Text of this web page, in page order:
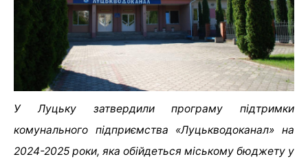
У Луцьку затвердили програму підтримки
комунального підприємства «Луцькводоканал» на
2024-2025 роки, яка обійдеться міському бюджету у